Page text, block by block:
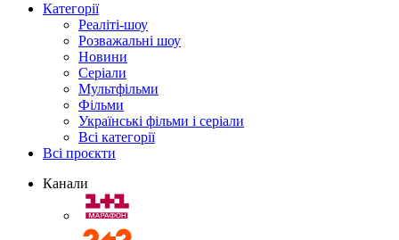
Категорії
Реаліті-шоу
Розважальні шоу
Новини
Серіали
Мультфільми
Фільми
Українські фільми і серіали
Всі категорії
Всі проєкти
Канали